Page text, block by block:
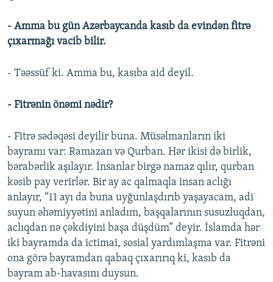
- Amma bu gün Azərbaycanda kasıb da evindən fitrə
çıxarmağı vacib bilir.
- Təəssüf ki. Amma bu, kasıba aid deyil.
- Fitrənin önəmi nədir?
- Fitrə sədəqəsi deyilir buna. Müsəlmanların iki
bayramı var: Ramazan və Qurban. Hər ikisi də birlik,
bərabərlik aşılayır. İnsanlar birgə namaz qılır, qurban
kəsib pay verirlər. Bir ay ac qalmaqla insan aclığı
anlayır, “11 ayı da buna uyğunlaşdırıb yaşayacam, adi
suyun əhəmiyyətini anladım, başqalarının susuzluqdan,
aclıqdan nə çəkdiyini başa düşdüm” deyir. İslamda hər
iki bayramda da ictimai, sosial yardımlaşma var. Fitrəni
ona görə bayramdan qabaq çıxarırıq ki, kasıb da
bayram ab-havasını duysun.